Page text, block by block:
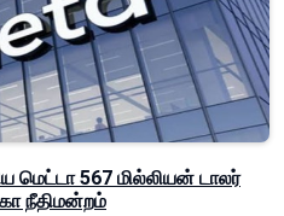
மெட்டா 567 மில்லியன் டாலர்
நீதிமன்றம்